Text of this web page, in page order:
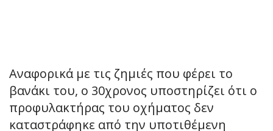
Αναφορικά με τις ζημιές που φέρει το
βανάκι του, ο 30χρονος υποστηρίζει ότι ο
προφυλακτήρας του οχήματος δεν
καταστράφηκε από την υποτιθέμενη